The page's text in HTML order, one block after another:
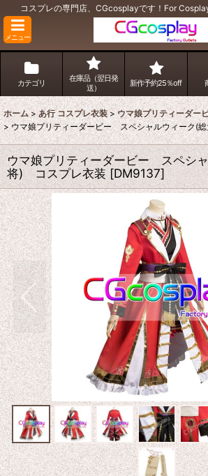
コスプレの専門店、CGcosplayです！For
メニュー
カテゴリ
在庫品（翌日発
送）
新作予約25％off
ホーム > あ行 コスプレ衣装 > ウマ娘プリティーダー
> ウマ娘プリティーダービー スペシャルウィーク(
ウマ娘プリティーダービー スペシ
将) コスプレ衣装 [DM9137]